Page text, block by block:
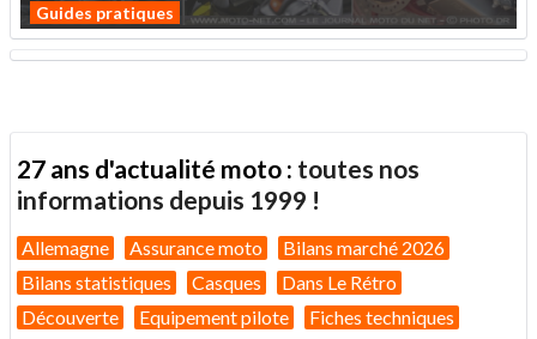
Guides pratiques
27 ans d'actualité moto : toutes nos
informations depuis 1999 !
Allemagne Assurance moto
Bilans marché 2026
Bilans statistiques
Casques
Dans Le Rétro
Découverte
Equipement pilote
Fiches techniques